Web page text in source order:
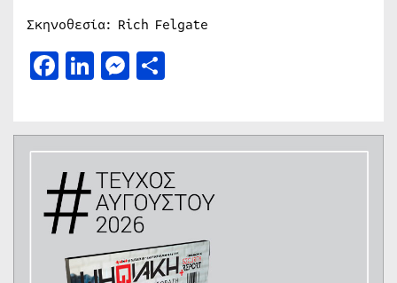
Σκηνοθεσία: Rich Felgate
Facebook
LinkedIn
Messenger